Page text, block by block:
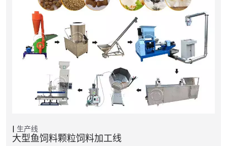
生产线
大型鱼饲料颗粒饲料加工线